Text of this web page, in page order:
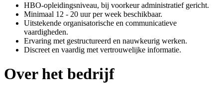
HBO-opleidingsniveau, bij voorkeur administratief gericht.
Minimaal 12 - 20 uur per week beschikbaar.
Uitstekende organisatorische en communicatieve
vaardigheden.
Ervaring met gestructureerd en nauwkeurig werken.
Discreet en vaardig met vertrouwelijke informatie.
Over het bedrijf